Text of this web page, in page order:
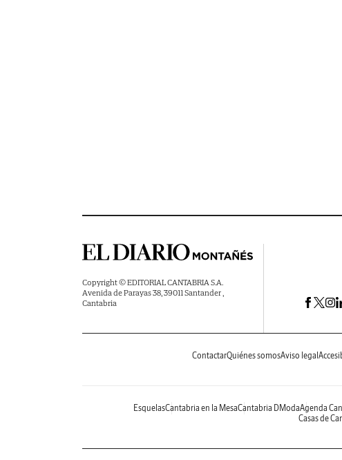
Copyright © EDITORIAL CANTABRIA S.A.
Avenida de Parayas 38, 39011 Santander ,
Cantabria
ContactarQuiénes somosAviso legal
EsquelasCantabria en la MesaCantabria DModaAgenda
Casas de